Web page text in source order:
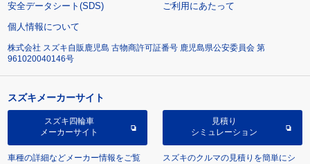
安全データシート(SDS)
ご利用にあたって
個人情報について
株式会社 スズキ自販鹿児島 古物商許可証番号 鹿児島県公安委員会 第
961020040146号
スズキメーカーサイト
スズキ四輪車
メーカーサイト
車種の詳細などメーカー情報をご覧
見積り
シミュレーション
スズキのクルマの見積りを簡単にシ